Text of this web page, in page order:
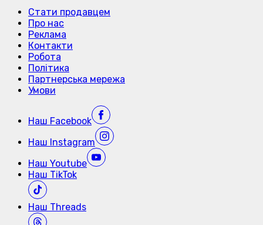
Стати продавцем
Про нас
Реклама
Контакти
Робота
Політика
Партнерська мережа
Умови
Наш Facebook
Наш Instagram
Наш Youtube
Наш TikTok
Наш Threads